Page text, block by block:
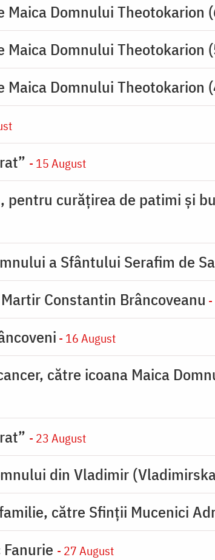
Domnului Theotokarion
Domnului Theotokarion
Domnului Theotokarion
- 15 August
pentru curățirea de patimi și
a Sfântului Serafim de
Constantin Brâncoveanu
- 16 August
către icoana Maica
- 23 August
din Vladimir
către Sfinţii Mucenici
- 27 August